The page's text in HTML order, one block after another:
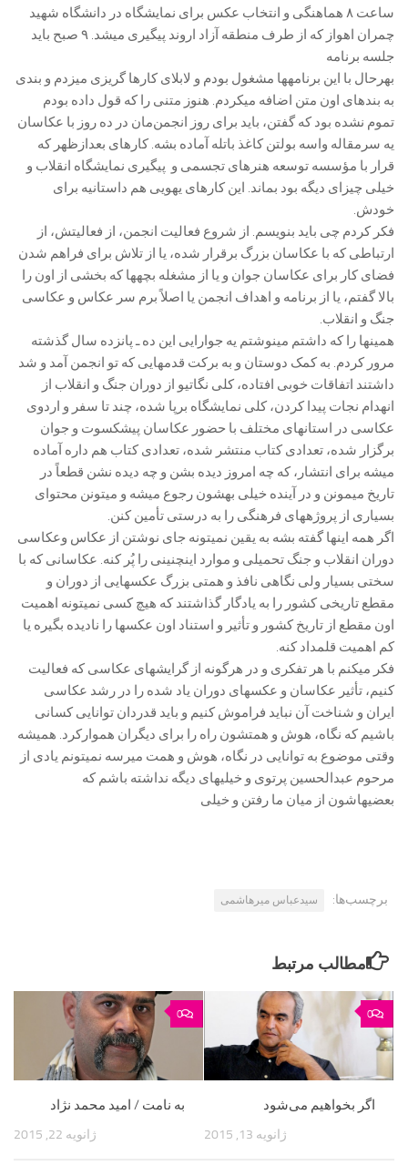
ساعت ۸ هماهنگی و انتخاب عکس برای نمایشگاه در دانشگاه شهید
چمران اهواز که از طرف منطقه آزاد اروند پیگیری میشد. ۹ صبح باید
جلسه برنامه
بهرحال با این برنامهها مشغول بودم و لابلای کارها گریزی میزدم و بندی
به بندهای اون متن اضافه میکردم. هنوز متنی را که قول داده بودم
تموم نشده بود که گفتن، باید برای روز انجمن‌مان در ده روز با عکاسان
یه سرمقاله واسه بولتن کاغذ باتله آماده بشه. کارهای بعدازظهر که
قرار با مؤسسه توسعه هنرهای تجسمی و پیگیری نمایشگاه انقلاب و
خیلی چیزای دیگه بود بماند. این کارهای یهویی هم داستانیه برای
خودش.
فکر کردم چی باید بنویسم. از شروع فعالیت انجمن، از فعالیتش، از
ارتباطی که با عکاسان بزرگ برقرار شده، یا از تلاش برای فراهم شدن
فضای کار برای عکاسان جوان و یا از مشغله بچهها که بخشی از اون را
بالا گفتم، یا از برنامه و اهداف انجمن یا اصلاً برم سر عکاس و عکاسی
جنگ و انقلاب.
همینها را که داشتم مینوشتم یه جوارایی این ده ـ پانزده سال گذشته
مرور کردم. به کمک دوستان و به برکت قدمهایی که تو انجمن آمد و شد
داشتند اتفاقات خوبی افتاده، کلی نگاتیو از دوران جنگ و انقلاب از
انهدام نجات پیدا کردن، کلی نمایشگاه برپا شده، چند تا سفر و اردوی
عکاسی در استانهای مختلف با حضور عکاسان پیشکسوت و جوان
برگزار شده، تعدادی کتاب منتشر شده، تعدادی کتاب هم داره آماده
میشه برای انتشار، که چه امروز دیده بشن و چه دیده نشن قطعاً در
تاریخ میمونن و در آینده خیلی بهشون رجوع میشه و میتونن محتوای
بسیاری از پروژههای فرهنگی را به درستی تأمین کنن.
اگر همه اینها گفته بشه به یقین نمیتونه جای نوشتن از عکاس وعکاسی
دوران انقلاب و جنگ تحمیلی و موارد اینچنینی را پُر کنه. عکاسانی که با
سختی بسیار ولی نگاهی نافذ و همتی بزرگ عکسهایی از دوران و
مقطع تاریخی کشور را به یادگار گذاشتند که هیچ کسی نمیتونه اهمیت
اون مقطع از تاریخ کشور و تأثیر و استناد اون عکسها را نادیده بگیره یا
کم اهمیت قلمداد کنه.
فکر میکنم با هر تفکری و در هرگونه از گرایشهای عکاسی که فعالیت
کنیم، تأثیر عکاسان و عکسهای دوران یاد شده را در رشد عکاسی
ایران و شناخت آن نباید فراموش کنیم و باید قدردان توانایی کسانی
باشیم که نگاه، هوش و همتشون راه را برای دیگران هموارکرد. همیشه
وقتی موضوع به توانایی در نگاه، هوش و همت میرسه نمیتونم یادی از
مرحوم عبدالحسین پرتوی و خیلیهای دیگه نداشته باشم که
بعضیهاشون از میان ما رفتن و خیلی
برچسب‌ها: سیدعباس میرهاشمی
مطالب مرتبط
0
به نامت / امید محمد نژاد
ژانویه 22, 2015
0
اگر بخواهیم می‌شود
ژانویه 13, 2015